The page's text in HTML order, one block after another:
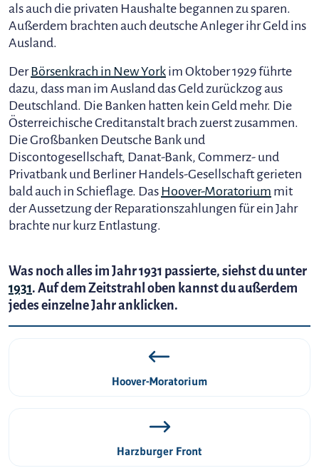
als auch die privaten Haushalte begannen zu sparen.
Außerdem brachten auch deutsche Anleger ihr Geld ins
Ausland.
DerBörsenkrach in New York im Oktober 1929 führte
dazu, dass man im Ausland das Geld zurückzog aus
Deutschland. Die Banken hatten kein Geld mehr. Die
Österreichische Creditanstalt brach zuerst zusammen.
Die Großbanken Deutsche Bank und
Discontogesellschaft, Danat-Bank, Commerz- und
Privatbank und Berliner Handels-Gesellschaft gerieten
bald auch in Schieflage. Das Hoover-Moratorium mit
der Aussetzung der Reparationszahlungen für ein Jahr
brachte nur kurz Entlastung.
Was noch alles im Jahr 1931 passierte, siehst du unter
1931. Auf dem Zeitstrahl oben kannst du außerdem
jedes einzelne Jahr anklicken.
Hoover-Moratorium
Harzburger Front